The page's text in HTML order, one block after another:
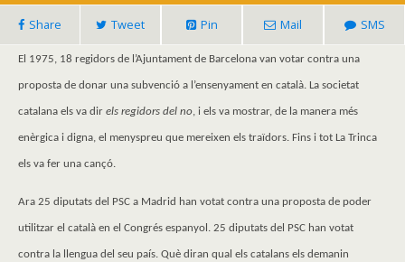
Share Tweet Pin Mail SMS
El 1975, 18 regidors de l’Ajuntament de Barcelona van votar contra una
proposta de donar una subvenció a l’ensenyament en català. La societat
catalana els va dir els regidors del no, i els va mostrar, de la manera més
enèrgica i digna, el menyspreu que mereixen els traïdors. Fins i tot La Trinca
els va fer una cançó.
Ara 25 diputats del PSC a Madrid han votat contra una proposta de poder
utilitzar el català en el Congrés espanyol. 25 diputats del PSC han votat
contra la llengua del seu país. Què diran qual els catalans els demanin